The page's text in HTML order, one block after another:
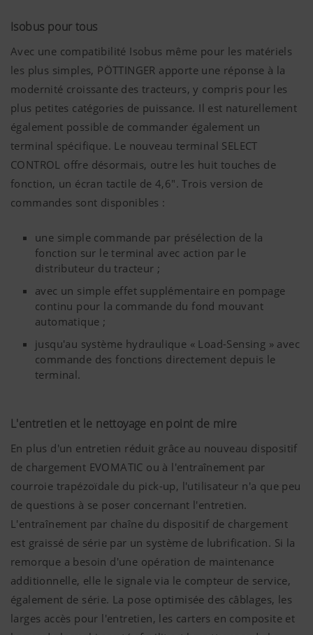
cookies
Cookies de
consentement
Enregistre si
la bannière
« acceptation
des
cookies » a
approuvée.
6 Mois
Pays (layer) et
langue (lang)
les choix de
l'utilisateur
quant au
pays et à la
langue de
du site
internet.
6 Mois
Analyse et statistique
Nous souhaitons améliorer constamment la
convivialité et les performances de notre site
internet. C'est pourquoi nous utilisons des
technologies d'analyse (incluant des cookies) qui
mesurent et évaluent anonymement quels sont
les contenus de notre site internet qui sont
Objectif des
cookies
Durée
Google
Analytics
Analyse
site internet,
voir plus bas.
6 Mois
Plus d'infos
Marketing
Nous souhaitons vous montrer des informations
importantes sur notre page Internet et sur nos
réseaux sociaux et pour cela nous utilisons des
adaptés à vos comportements d'utilisation.
Objectif des cookies
YouTube
Nous insérons des vidéos YouTube sur
utilisons pour cela le système étendu de
données de YouTube. Aucune
ce site internet n'est enregistrée par
vidéo ne soit visualisée.Vous trouverez
détaillées sur les sites
suivants :https://support.google.com/
hl=frhttps://www.google.de/intl/fr/
n’avons aucun contrôle sur les cookies
Plus d'infos
Isobus pour tous
Avec une compatibilité Isobus même pour les matériels
les plus simples, PÖTTINGER apporte une réponse à la
modernité croissante des tracteurs, y compris pour les
plus petites catégories de puissance. Il est naturellement
également possible de commander également un
terminal spécifique. Le nouveau terminal SELECT
CONTROL offre désormais, outre les huit touches de
fonction, un écran tactile de 4,6". Trois version de
commandes sont disponibles :
une simple commande par présélection de la
fonction sur le terminal avec action par le
distributeur du tracteur ;
avec un simple effet supplémentaire en pompage
continu pour la commande du fond mouvant
automatique ;
jusqu'au système hydraulique « Load-Sensing » avec
commande des fonctions directement depuis le
terminal.
L'entretien et le nettoyage en point de mire
En plus d'un entretien réduit grâce au nouveau dispositif
de chargement EVOMATIC ou à l'entraînement par
courroie trapézoïdale du pick-up, l'utilisateur n'a que peu
de questions à se poser concernant l'entretien.
L'entraînement par chaîne du dispositif de chargement
est graissé de série par un système de lubrification. Si la
remorque a besoin d'une opération de maintenance
additionnelle, elle le signale via le compteur de service,
également de série. La pose optimisée des câblages, les
larges accès pour l'entretien, les carters en composite et